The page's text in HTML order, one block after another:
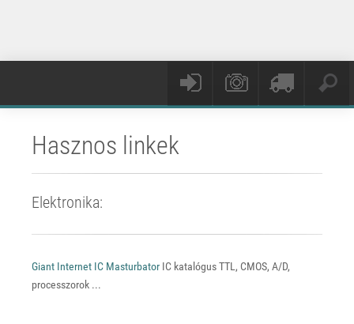
Hasznos linkek
Elektronika:
Giant Internet IC Masturbator IC katalógus TTL, CMOS, A/D,
processzorok ...